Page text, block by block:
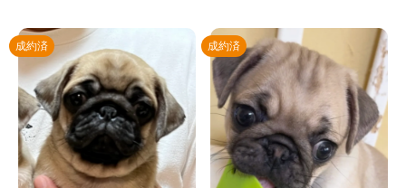
成約済 成約済